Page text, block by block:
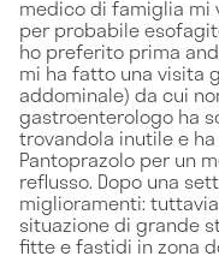
medico di famiglia mi
per probabile
ho preferito prima
mi ha fatto una visita
addominale) da cui
gastroenterologo ha
trovandola inutile e
Pantoprazolo per un
reflusso. Dopo una
miglioramenti:
situazione di grande
fitte e fastidi in zona